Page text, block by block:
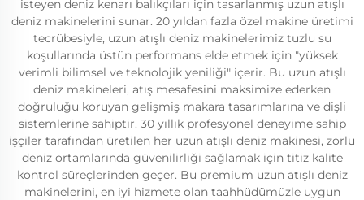
isteyen deniz kenarı balıkçıları için tasarlanmış uzun atışlı
deniz makinelerini sunar. 20 yıldan fazla özel makine üretimi
tecrübesiyle, uzun atışlı deniz makinelerimiz tuzlu su
koşullarında üstün performans elde etmek için "yüksek
verimli bilimsel ve teknolojik yeniliği" içerir. Bu uzun atışlı
deniz makineleri, atış mesafesini maksimize ederken
doğruluğu koruyan gelişmiş makara tasarımlarına ve dişli
sistemlerine sahiptir. 30 yıllık profesyonel deneyime sahip
işçiler tarafından üretilen her uzun atışlı deniz makinesi, zorlu
deniz ortamlarında güvenilirliği sağlamak için titiz kalite
kontrol süreçlerinden geçer. Bu premium uzun atışlı deniz
makinelerini, en iyi hizmete olan taahhüdümüzle uygun